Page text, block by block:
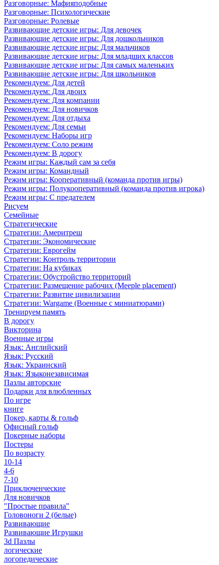
Разговорные: Мафияподобные
Разговорные: Психологические
Разговорные: Ролевые
Развивающие детские игры: Для девочек
Развивающие детские игры: Для дошкольников
Развивающие детские игры: Для мальчиков
Развивающие детские игры: Для младших классов
Развивающие детские игры: Для самых маленьких
Развивающие детские игры: Для школьников
Рекомендуем: Для детей
Рекомендуем: Для двоих
Рекомендуем: Для компании
Рекомендуем: Для новичков
Рекомендуем: Для отдыха
Рекомендуем: Для семьи
Рекомендуем: Наборы игр
Рекомендуем: Соло режим
Рекомендуем: В дорогу
Режим игры: Каждый сам за себя
Режим игры: Командный
Режим игры: Кооперативный (команда против игры)
Режим игры: Полукооперативный (команда против игрока)
Режим игры: С предателем
Рисуем
Семейные
Стратегические
Стратегии: Америтреш
Стратегии: Экономические
Стратегии: Еврогейм
Стратегии: Контроль территории
Стратегии: На кубиках
Стратегии: Обустройство территорий
Стратегии: Размещение рабочих (Meeple placement)
Стратегии: Развитие цивилизации
Стратегии: Wargame (Военные с миниатюрами)
Тренируем память
В дорогу
Викторина
Военные игры
Язык: Английский
Язык: Русский
Язык: Украинский
Язык: Языконезависимая
Пазлы авторские
Подарки для влюбленных
По игре
книге
Покер, карты & гольф
Офисный гольф
Покерные наборы
Постеры
По возрасту
10-14
4-6
7-10
Приключенческие
Для новичков
"Простые правила"
Головоноги 2 (белые)
Развивающие
Развивающие Игрушки
3d Пазлы
логические
логопедические